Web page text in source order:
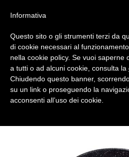
Tutte le categorie
Informativa
Questo sito o gli strumenti terzi da
di cookie necessari al
nella cookie policy. Se vuoi saperne
a tutti o ad alcuni cookie, consulta la
Chiudendo questo banner,
su un link o proseguendo la
acconsenti all’uso dei cookie.